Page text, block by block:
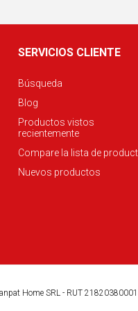
SERVICIOS CLIENTE
Búsqueda
Blog
Productos vistos
recientemente
Compare la lista de
Nuevos productos
Home SRL - RUT